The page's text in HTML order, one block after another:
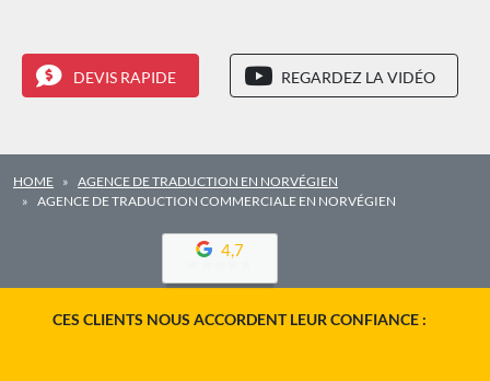
DEVIS RAPIDE REGARDEZ LA VIDÉO
HOME
AGENCE DE TRADUCTION EN NORVÉGIEN
AGENCE DE TRADUCTION COMMERCIALE EN NORVÉGIEN
4,7
CES CLIENTS NOUS ACCORDENT LEUR CONFIANCE :